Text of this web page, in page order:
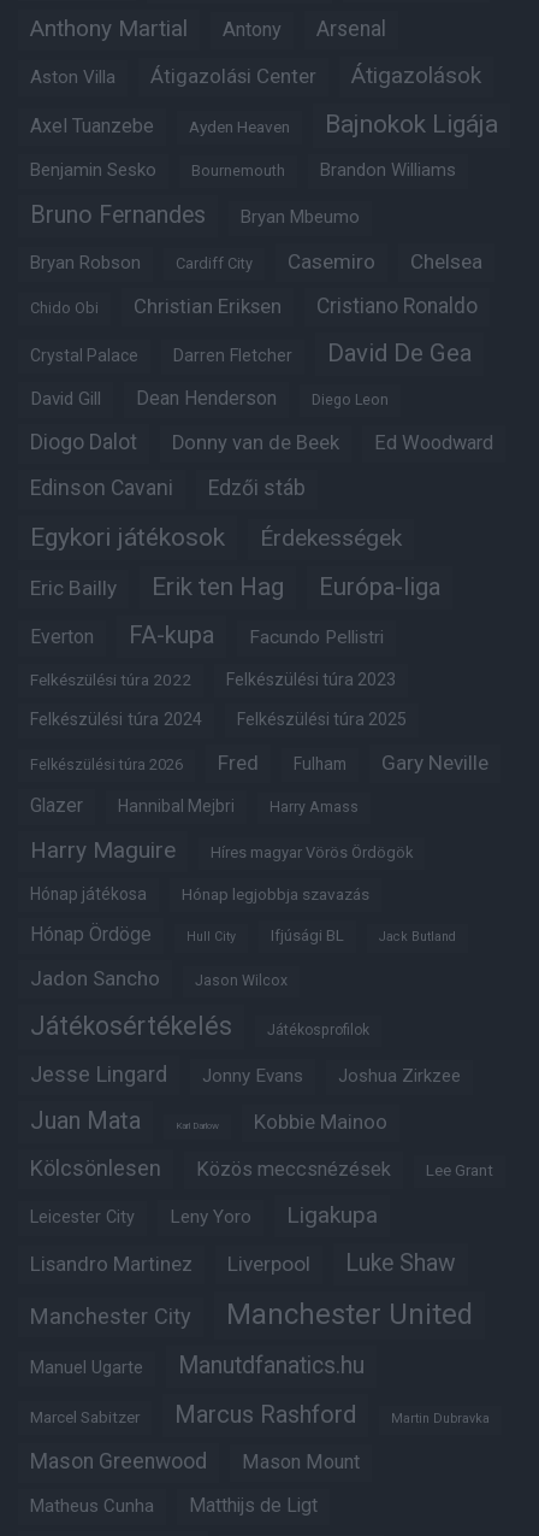
Anthony Martial Antony Arsenal
Aston Villa Átigazolási Center Átigazolások
Axel Tuanzebe Ayden Heaven Bajnokok Ligája
Benjamin Sesko Bournemouth Brandon Williams
Bruno Fernandes Bryan Mbeumo
Bryan Robson Cardiff City Casemiro Chelsea
Chido Obi Christian Eriksen Cristiano Ronaldo
Crystal Palace Darren Fletcher David De Gea
David Gill Dean Henderson Diego Leon
Diogo Dalot Donny van de Beek Ed Woodward
Edinson Cavani Edzői stáb
Egykori játékosok Érdekességek
Eric Bailly Erik ten Hag Európa-liga
Everton FA-kupa Facundo Pellistri
Felkészülési túra 2022 Felkészülési túra 2023
Felkészülési túra 2024 Felkészülési túra 2025
Felkészülési túra 2026 Fred Fulham Gary Neville
Glazer Hannibal Mejbri Harry Amass
Harry Maguire Híres magyar Vörös Ördögök
Hónap játékosa Hónap legjobbja szavazás
Hónap Ördöge Hull City Ifjúsági BL Jack Butland
Jadon Sancho Jason Wilcox
Játékosértékelés Játékosprofilok
Jesse Lingard Jonny Evans Joshua Zirkzee
Juan Mata Karl Darlow Kobbie Mainoo
Kölcsönlesen Közös meccsnézések Lee Grant
Leicester City Leny Yoro Ligakupa
Lisandro Martinez Liverpool Luke Shaw
Manchester City Manchester United
Manuel Ugarte Manutdfanatics.hu
Marcel Sabitzer Marcus Rashford Martin Dubravka
Mason Greenwood Mason Mount
Matheus Cunha Matthijs de Ligt